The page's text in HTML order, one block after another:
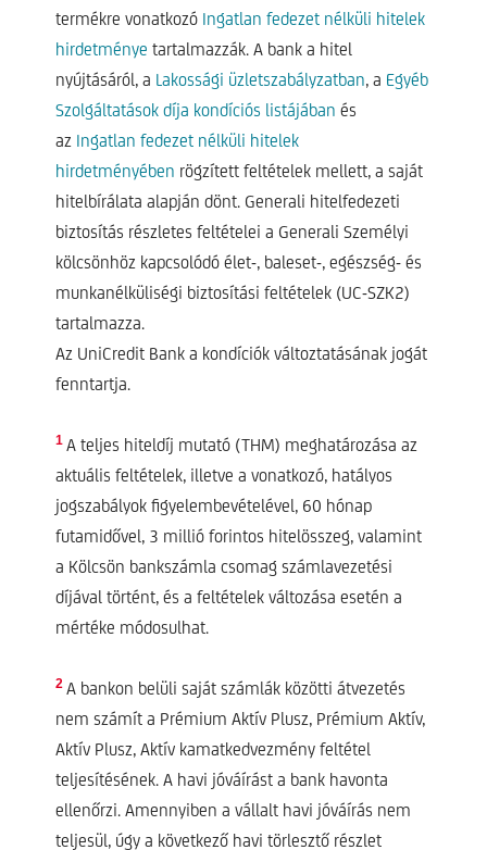
termékre vonatkozó Ingatlan fedezet nélküli hitelek
hirdetménye tartalmazzák. A bank a hitel
nyújtásáról, a Lakossági üzletszabályzatban, a Egyéb
Szolgáltatások díja kondíciós listájában és
az Ingatlan fedezet nélküli hitelek
hirdetményében rögzített feltételek mellett, a saját
hitelbírálata alapján dönt. Generali hitelfedezeti
biztosítás részletes feltételei a Generali Személyi
kölcsönhöz kapcsolódó élet-, baleset-, egészség- és
munkanélküliségi biztosítási feltételek (UC-SZK2)
tartalmazza.
Az UniCredit Bank a kondíciók változtatásának jogát
fenntartja.
1 A teljes hiteldíj mutató (THM) meghatározása az
aktuális feltételek, illetve a vonatkozó, hatályos
jogszabályok figyelembevételével, 60 hónap
futamidővel, 3 millió forintos hitelösszeg, valamint
a Kölcsön bankszámla csomag számlavezetési
díjával történt, és a feltételek változása esetén a
mértéke módosulhat.
2 A bankon belüli saját számlák közötti átvezetés
nem számít a Prémium Aktív Plusz, Prémium Aktív,
Aktív Plusz, Aktív kamatkedvezmény feltétel
teljesítésének. A havi jóváírást a bank havonta
ellenőrzi. Amennyiben a vállalt havi jóváírás nem
teljesül, úgy a következő havi törlesztő részlet